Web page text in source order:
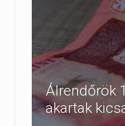
Álrendőrök
akartak